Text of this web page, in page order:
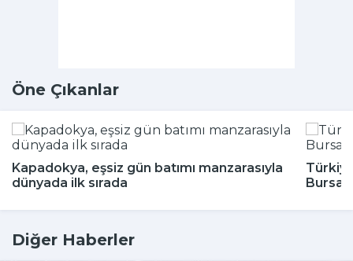
Öne Çıkanlar
Kapadokya, eşsiz gün batımı manzarasıyla
dünyada ilk sırada
Diğer Haberler